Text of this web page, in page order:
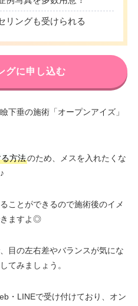
リングも受けられる
グに申し込む
下垂の施術「オープンアイズ」
方法のため、メスを入れたくな
ことができるので施術後のイメ
きますよ◎
目の左右差やバランスが気にな
てみましょう。
・LINEで受け付けており、オン